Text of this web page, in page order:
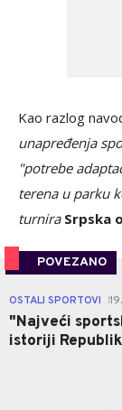
Kao razlog
unapređenja
"potrebe
terena u parku
turnira Srpska
POVEZANO
OSTALI SPORTOVI
"Najveći
istoriji